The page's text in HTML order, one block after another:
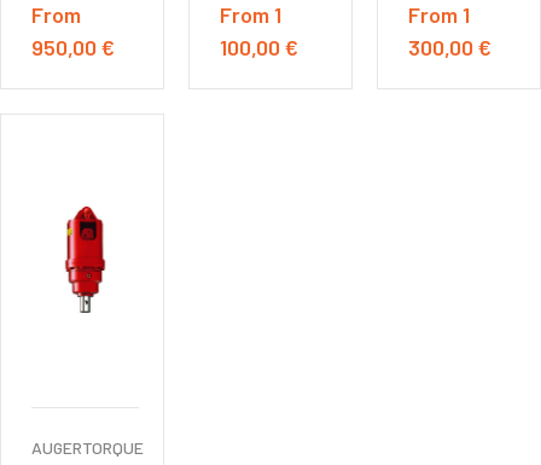
From
950,00 €
From 1
100,00 €
From 1
300,00 €
AUGERTORQUE